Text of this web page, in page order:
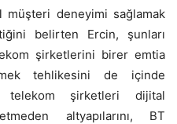
deneyimi sağlamak
belirten Ercin, şunları
şirketlerini birer emtia
tehlikesini de içinde
telekom şirketleri dijital
altyapılarını, BT